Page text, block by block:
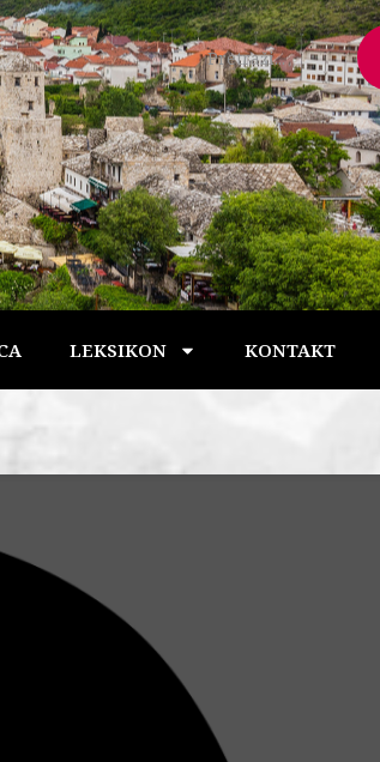
LEKSIKON KONTAKT